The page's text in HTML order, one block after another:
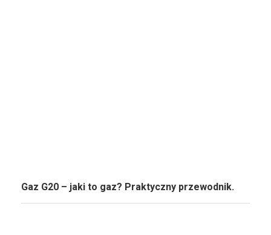
Gaz G20 – jaki to gaz? Praktyczny przewodnik.